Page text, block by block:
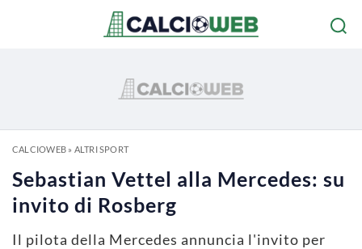
CALCIOWEB» ALTRI SPORT
Sebastian Vettel alla Mercedes: su
invito di Rosberg
Il pilota della Mercedes annuncia l'invito per